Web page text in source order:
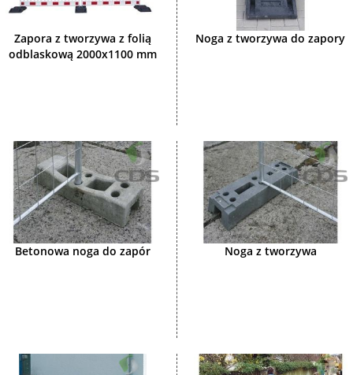
Zapora z tworzywa z folią
odblaskową 2000x1100 mm
Noga z tworzywa do zapory
Betonowa noga do zapór Noga z tworzywa